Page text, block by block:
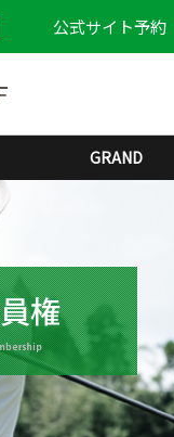
公式サイト予約
GRAND